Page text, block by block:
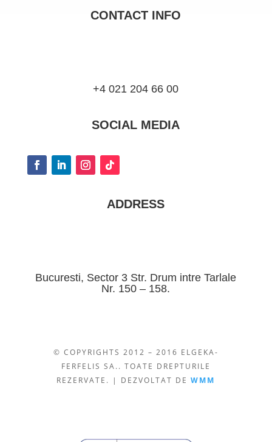
CONTACT INFO
+4 021 204 66 00
SOCIAL MEDIA
ADDRESS
Bucuresti, Sector 3 Str. Drum intre Tarlale
Nr. 150 – 158.
© COPYRIGHTS 2012 – 2016 ELGEKA-
FERFELIS SA.. TOATE DREPTURILE
REZERVATE. | DEZVOLTAT DEWMM